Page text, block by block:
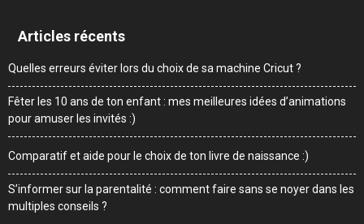
Articles récents
Quelles erreurs éviter lors du choix de sa machine Cricut ?
Fêter les 10 ans de ton enfant : mes meilleures idées d’animations
pour amuser les invités :)
Comparatif et aide pour le choix de ton livre de naissance :)
S’informer sur la parentalité : comment faire sans se noyer dans les
multiples conseils ?